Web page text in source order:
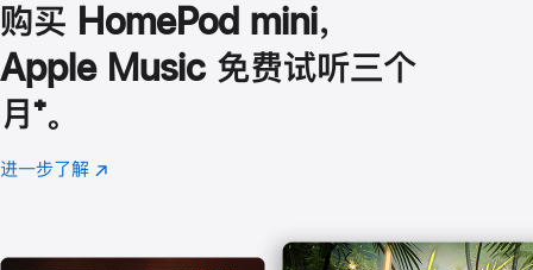
购买 HomePod mini，
Apple Music 免费试听三个
月 脚
注
⁺。
进一步了解 Apple
(在
口